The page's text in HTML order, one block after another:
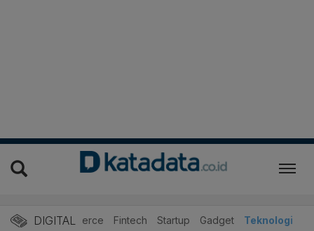
DIGITAL
E-Commerce Fintech Startup Gadget Teknologi